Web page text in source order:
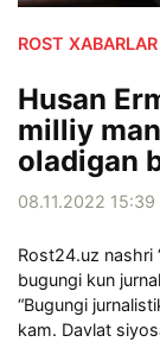
ROST XABARLAR
Husan
milliy
oladigan
08.11.2022 15:39
Rost24.uz nashri
bugungi kun
“Bugungi
kam. Davlat